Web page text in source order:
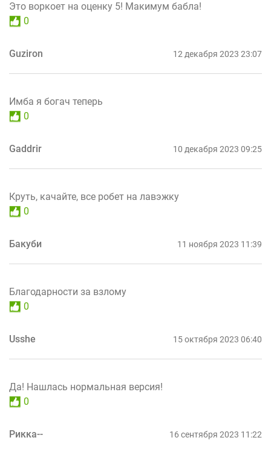
Это воркоет на оценку 5! Макимум бабла!
0
Guziron 12 декабря 2023 23:07
Имба я богач теперь
0
Gaddrir 10 декабря 2023 09:25
Круть, качайте, все робет на лавэжку
0
Бакуби 11 ноября 2023 11:39
Благодарности за взлому
0
Usshe 15 октября 2023 06:40
Да! Нашлась нормальная версия!
0
Рикка-- 16 сентября 2023 11:22